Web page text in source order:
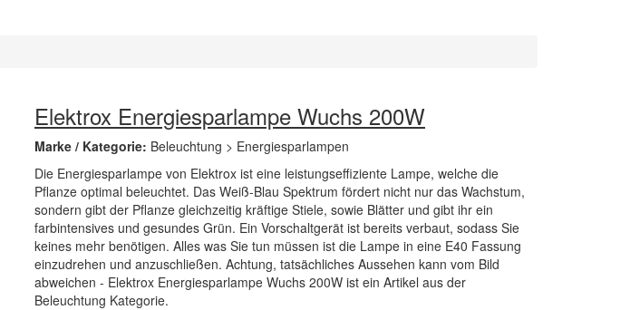
Elektrox Energiesparlampe Wuchs 200W
Marke / Kategorie: Beleuchtung > Energiesparlampen
Die Energiesparlampe von Elektrox ist eine leistungseffiziente Lampe, welche die
Pflanze optimal beleuchtet. Das Weiß-Blau Spektrum fördert nicht nur das Wachstum,
sondern gibt der Pflanze gleichzeitig kräftige Stiele, sowie Blätter und gibt ihr ein
farbintensives und gesundes Grün. Ein Vorschaltgerät ist bereits verbaut, sodass Sie
keines mehr benötigen. Alles was Sie tun müssen ist die Lampe in eine E40 Fassung
einzudrehen und anzuschließen. Achtung, tatsächliches Aussehen kann vom Bild
abweichen - Elektrox Energiesparlampe Wuchs 200W ist ein Artikel aus der
Beleuchtung Kategorie.